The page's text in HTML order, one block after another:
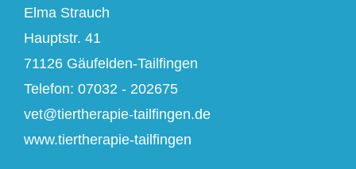
Elma Strauch
Hauptstr. 41
71126 Gäufelden-Tailfingen
Telefon: 07032 - 202675
vet@tiertherapie-tailfingen.de
www.tiertherapie-tailfingen